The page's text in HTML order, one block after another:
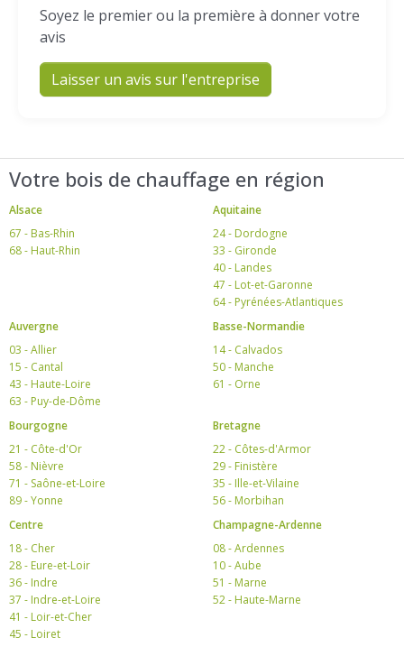
Soyez le premier ou la première à donner votre
avis
Laisser un avis sur l'entreprise
Votre bois de chauffage en région
Alsace
67 - Bas-Rhin
68 - Haut-Rhin
Aquitaine
24 - Dordogne
33 - Gironde
40 - Landes
47 - Lot-et-Garonne
64 - Pyrénées-Atlantiques
Auvergne
03 - Allier
15 - Cantal
43 - Haute-Loire
63 - Puy-de-Dôme
Basse-Normandie
14 - Calvados
50 - Manche
61 - Orne
Bourgogne
21 - Côte-d'Or
58 - Nièvre
71 - Saône-et-Loire
89 - Yonne
Bretagne
22 - Côtes-d'Armor
29 - Finistère
35 - Ille-et-Vilaine
56 - Morbihan
Centre
18 - Cher
28 - Eure-et-Loir
36 - Indre
37 - Indre-et-Loire
41 - Loir-et-Cher
45 - Loiret
Champagne-Ardenne
08 - Ardennes
10 - Aube
51 - Marne
52 - Haute-Marne